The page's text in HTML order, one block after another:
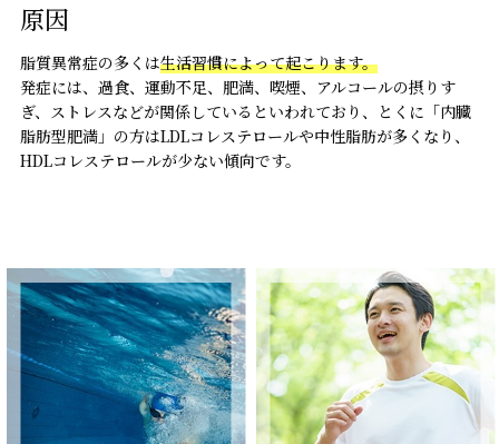
原因
脂質異常症の多くは生活習慣によって起こります。
発症には、過食、運動不足、肥満、喫煙、アルコールの摂りす
ぎ、ストレスなどが関係しているといわれており、とくに「内臓
脂肪型肥満」の方はLDLコレステロールや中性脂肪が多くなり、
HDLコレステロールが少ない傾向です。